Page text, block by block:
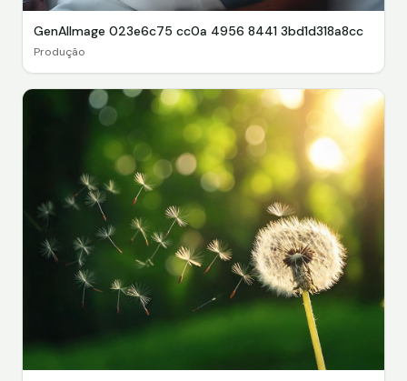
GenAIImage 023e6c75 cc0a 4956 8441 3bd1d318a8cc
Produção